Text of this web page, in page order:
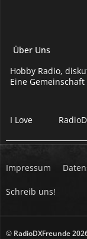
Über Uns
Hobby Radio,
Eine Gemeinschaft
I Love
Impressum
Schreib uns!
© RadioDXFreunde